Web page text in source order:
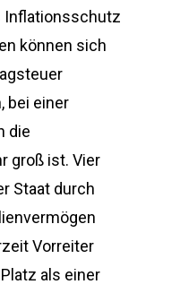
Inflationsschutz
können sich
bei einer
die
groß ist. Vier
Staat durch
Vorreiter
als einer